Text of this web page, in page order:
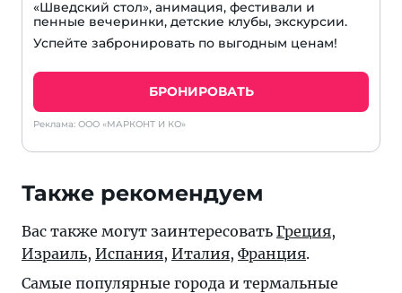
«Шведский стол», анимация, фестивали и
пенные вечеринки, детские клубы, экскурсии.
Успейте забронировать по выгодным ценам!
БРОНИРОВАТЬ
Реклама: ООО «МАРКОНТ И КО»
Также рекомендуем
Вас также могут заинтересовать Греция,
Израиль, Испания, Италия, Франция.
Самые популярные города и термальные